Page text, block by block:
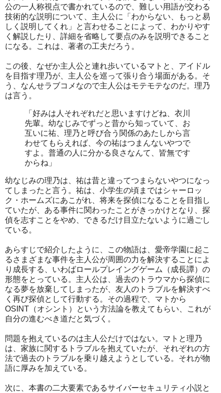
公の一人称視点で書かれているので、難しい用語が交わる
技術的な説明について、主人公に「わからない、もっと易
しく説明してくれ」と言わせることによって、わかりやす
く解説したり、詳細を省略して要点のみを説明できること
になる。これは、著者の工夫だろう。
この後、なぜか主人公と連れ歩いているマトと、アイドル
を目指す理乃が、主人公を巡って張り合う場面がある。そ
う、なんせラブコメなので主人公はモテモテなのだ。理乃
は言う。
「好みは人それぞれだと思いますけどね、衣川
先輩。幼なじみでずっと昔から知っていて、お
互いに祐、理乃と呼び合う関係のあたしから言
わせてもらえれば、今の祐はつまんないやつで
すよ。普通の人に分かる良さなんて、皆無です
からね」
幼なじみの理乃は、祐は昔と違ってつまらないやつになっ
てしまったと言う。祐は、小学生の頃まではシャーロッ
ク・ホームズにあこがれ、将来を探偵になることを目指し
ていたが、ある事件に関わったことがきっかけとなり、探
偵を志すことをやめ、できるだけ目立たないように過ごし
ている。
あらすじで紹介したように、この物語は、愛帝学園に起こ
るさまざまな事件を主人公が周囲の力を解決することによ
り成長する、いわばロールプレイングゲーム（成長譚）の
形態をとっている。主人公は、過去のトラウマから探偵に
なる夢を放棄してしまったが、友人のトラブルを解決すべ
く再び探偵として行動する。その過程で、マトから
OSINT（オシント）という方法論を教えてもらい、これが
自分の進むべき道だと気づく。
問題を抱えているのは主人公だけではない。マトと理乃
は、家族に関するトラブルを抱えていたが、それぞれの方
法で過去のトラブルを乗り越えようとしている。それが物
語に厚みを加えている。
次に、本書の二大要素であるサイバーセキュリティ小説と